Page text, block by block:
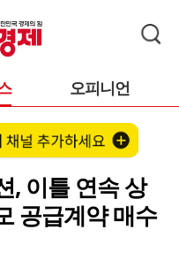
오피니언
, 이틀 연속 상
공급계약 매수